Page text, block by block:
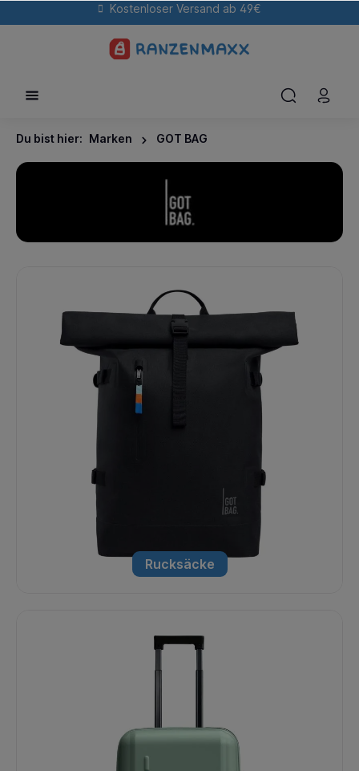
Kostenloser Versand ab 49€
Du bist hier: Marken GOT BAG
Rucksäcke